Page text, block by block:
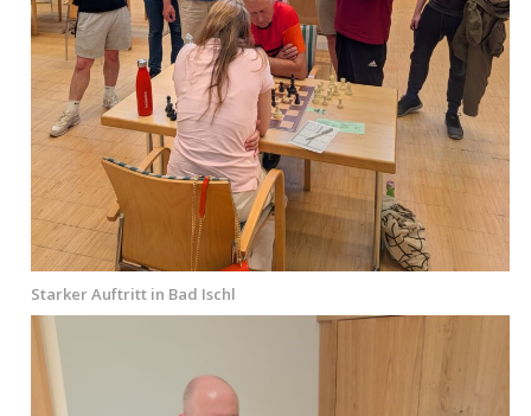
Starker Auftritt in Bad Ischl